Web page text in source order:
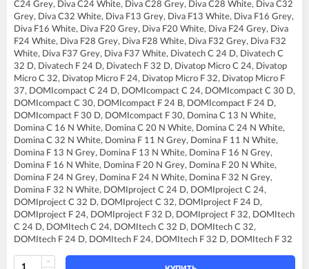
FERROLI DIVA C13
FERROLI DIVA C16
FERROLI DIVA C20
FERROLI DIVA C24
FERROLI DIVA C28
FERROLI DIVA C32
FERROLI DIVA F13
FERROLI DIVA F16
FERROLI DIVA F20
FERROLI DIVA F24
FERROLI DIVA F28
FERROLI DIVA F32
FERROLI DIVA F37
FERROLI DIVAproject F24
FERROLI DIVAtech C24 D
FERROLI DIVAtech C32 D
FERROLI DIVAtech F24 D
FERROLI DIVAtech F32 D
FERROLI DIVAtop C24
FERROLI DIVAtop C32
FERROLI DIVAtop F24
C24 Grey, Diva C24 White, Diva C28 Grey, Diva C28 White, Diva C32
Grey, Diva C32 White, Diva F13 Grey, Diva F13 White, Diva F16 Grey,
Diva F16 White, Diva F20 Grey, Diva F20 White, Diva F24 Grey, Diva
F24 White, Diva F28 Grey, Diva F28 White, Diva F32 Grey, Diva F32
White, Diva F37 Grey, Diva F37 White, Divatech C 24 D, Divatech C
32 D, Divatech F 24 D, Divatech F 32 D, Divatop Micro C 24, Divatop
Micro C 32, Divatop Micro F 24, Divatop Micro F 32, Divatop Micro F
37, DOMIcompact C 24 D, DOMIcompact C 24, DOMIcompact C 30 D,
DOMIcompact C 30, DOMIcompact F 24 B, DOMIcompact F 24 D,
DOMIcompact F 30 D, DOMIcompact F 30, Domina C 13 N White,
Domina C 16 N White, Domina C 20 N White, Domina C 24 N White,
Domina C 32 N White, Domina F 11 N Grey, Domina F 11 N White,
Domina F 13 N Grey, Domina F 13 N White, Domina F 16 N Grey,
Domina F 16 N White, Domina F 20 N Grey, Domina F 20 N White,
Domina F 24 N Grey, Domina F 24 N White, Domina F 32 N Grey,
Domina F 32 N White, DOMIproject C 24 D, DOMIproject C 24,
DOMIproject C 32 D, DOMIproject C 32, DOMIproject F 24 D,
DOMIproject F 24, DOMIproject F 32 D, DOMIproject F 32, DOMItech
C 24 D, DOMItech C 24, DOMItech C 32 D, DOMItech C 32,
DOMItech F 24 D, DOMItech F 24, DOMItech F 32 D, DOMItech F 32